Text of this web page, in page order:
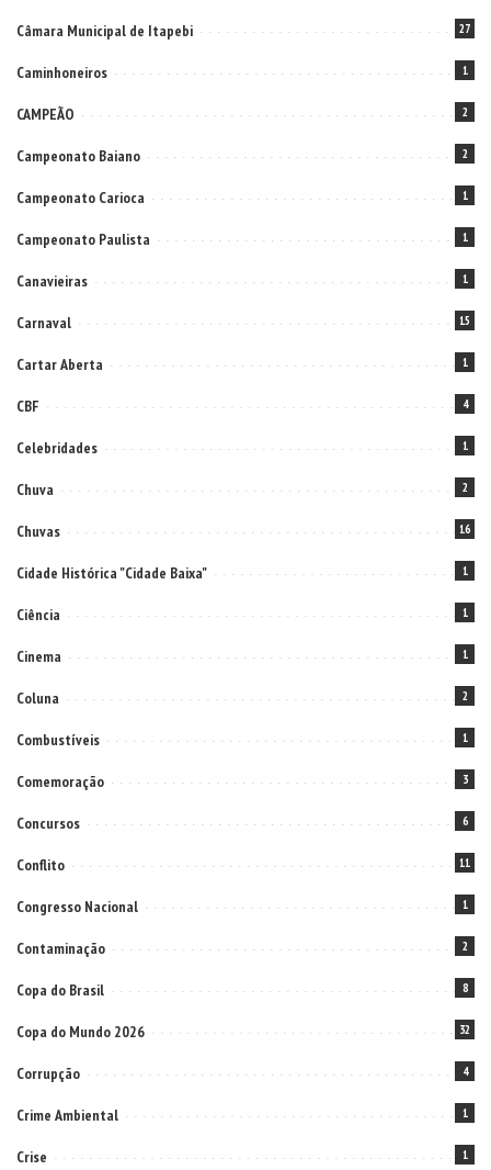
Câmara Municipal de Itapebi 27
Caminhoneiros 1
CAMPEÃO 2
Campeonato Baiano 2
Campeonato Carioca 1
Campeonato Paulista 1
Canavieiras 1
Carnaval 15
Cartar Aberta 1
CBF 4
Celebridades 1
Chuva 2
Chuvas 16
Cidade Histórica "Cidade Baixa" 1
Ciência 1
Cinema 1
Coluna 2
Combustíveis 1
Comemoração 3
Concursos 6
Conflito 11
Congresso Nacional 1
Contaminação 2
Copa do Brasil 8
Copa do Mundo 2026 32
Corrupção 4
Crime Ambiental 1
Crise 1